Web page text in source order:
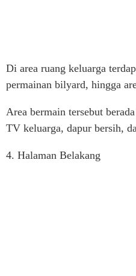
Di area ruang keluarga
permainan bilyard, hingga
Area bermain tersebut
TV keluarga, dapur bersih,
4. Halaman Belakang